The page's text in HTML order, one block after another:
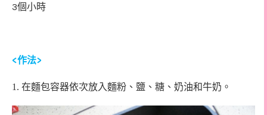
3個小時
<作法>
1. 在麵包容器依次放入麵粉、鹽、糖、奶油和牛奶。